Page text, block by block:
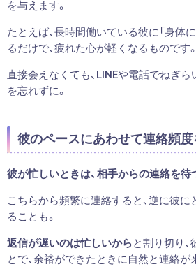
を与えます。
たとえば、長時間働いている彼に「身体
るだけで、疲れた心が軽くなるものです。
直接会えなくても、LINEや電話でねぎ
を忘れずに。
彼のペースにあわせて連絡頻
彼が忙しいときは、相手からの連絡を待
こちらから頻繁に連絡すると、逆に彼
ることも。
返信が遅いのは忙しいからと割り切り
とで、余裕ができたときに自然と連絡が